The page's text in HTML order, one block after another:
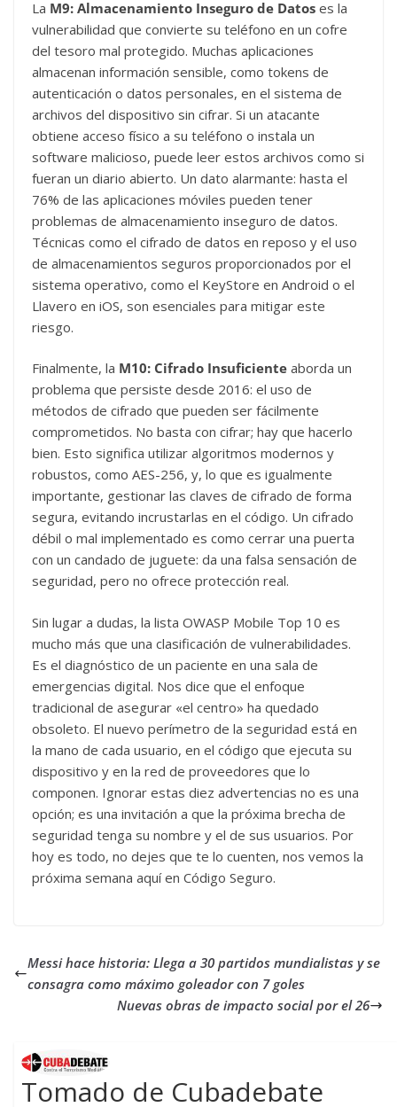
La M9: Almacenamiento Inseguro de Datos es la
vulnerabilidad que convierte su teléfono en un cofre
del tesoro mal protegido. Muchas aplicaciones
almacenan información sensible, como tokens de
autenticación o datos personales, en el sistema de
archivos del dispositivo sin cifrar. Si un atacante
obtiene acceso físico a su teléfono o instala un
software malicioso, puede leer estos archivos como si
fueran un diario abierto. Un dato alarmante: hasta el
76% de las aplicaciones móviles pueden tener
problemas de almacenamiento inseguro de datos.
Técnicas como el cifrado de datos en reposo y el uso
de almacenamientos seguros proporcionados por el
sistema operativo, como el KeyStore en Android o el
Llavero en iOS, son esenciales para mitigar este
riesgo.
Finalmente, la M10: Cifrado Insuficiente aborda un
problema que persiste desde 2016: el uso de
métodos de cifrado que pueden ser fácilmente
comprometidos. No basta con cifrar; hay que hacerlo
bien. Esto significa utilizar algoritmos modernos y
robustos, como AES-256, y, lo que es igualmente
importante, gestionar las claves de cifrado de forma
segura, evitando incrustarlas en el código. Un cifrado
débil o mal implementado es como cerrar una puerta
con un candado de juguete: da una falsa sensación de
seguridad, pero no ofrece protección real.
Sin lugar a dudas, la lista OWASP Mobile Top 10 es
mucho más que una clasificación de vulnerabilidades.
Es el diagnóstico de un paciente en una sala de
emergencias digital. Nos dice que el enfoque
tradicional de asegurar «el centro» ha quedado
obsoleto. El nuevo perímetro de la seguridad está en
la mano de cada usuario, en el código que ejecuta su
dispositivo y en la red de proveedores que lo
componen. Ignorar estas diez advertencias no es una
opción; es una invitación a que la próxima brecha de
seguridad tenga su nombre y el de sus usuarios. Por
hoy es todo, no dejes que te lo cuenten, nos vemos la
próxima semana aquí en Código Seguro.
Messi hace historia: Llega a 30 partidos mundialistas y se
consagra como máximo goleador con 7 goles
Nuevas obras de impacto social por el 26
Tomado de Cubadebate